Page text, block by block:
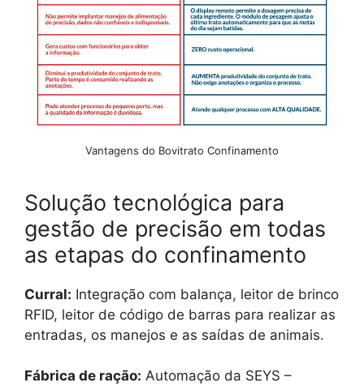
Vantagens do Bovitrato Confinamento
Solução tecnológica para
gestão de precisão em todas
as etapas do confinamento
Curral: Integração com balança, leitor de brinco
RFID, leitor de código de barras para realizar as
entradas, os manejos e as saídas de animais.
Fábrica de ração: Automação da SEYS –